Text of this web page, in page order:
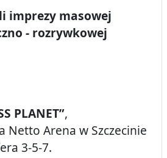
imprezy masowej
- rozrywkowej
PLANET”,
Netto Arena w Szczecinie
3-5-7.